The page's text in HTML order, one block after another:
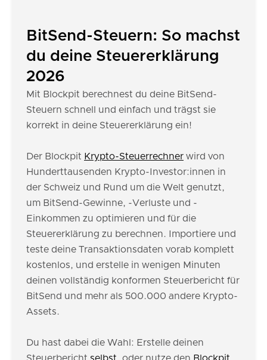
BitSend-Steuern: So machst
du deine Steuererklärung
2026
Mit Blockpit berechnest du deine BitSend-
Steuern schnell und einfach und trägst sie
korrekt in deine Steuererklärung ein!
Der Blockpit Krypto-Steuerrechner wird von
Hunderttausenden Krypto-Investor:innen in
der Schweiz und Rund um die Welt genutzt,
um BitSend-Gewinne, -Verluste und -
Einkommen zu optimieren und für die
Steuererklärung zu berechnen. Importiere und
teste deine Transaktionsdaten vorab komplett
kostenlos, und erstelle in wenigen Minuten
deinen vollständig konformen Steuerbericht für
BitSend und mehr als 500.000 andere Krypto-
Assets.
Du hast dabei die Wahl: Erstelle deinen